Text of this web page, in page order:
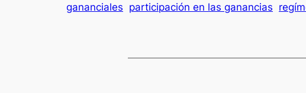
gananciales participación en las ganancias